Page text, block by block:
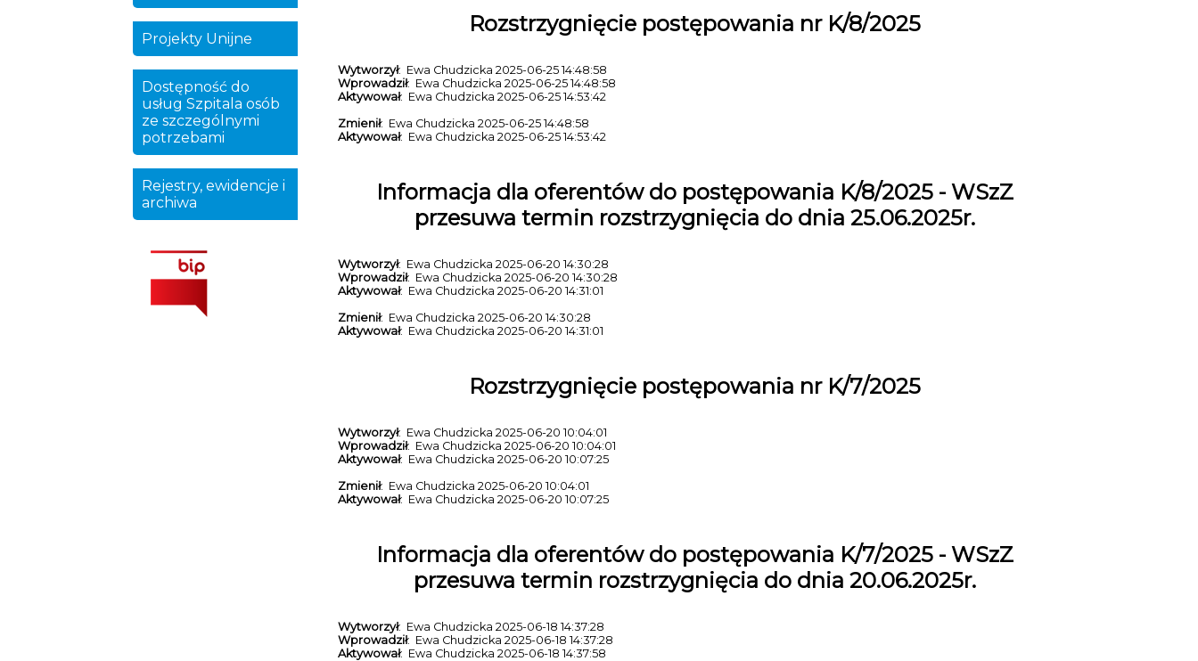
Projekty Unijne
Dostępność do
usług Szpitala osób
ze szczególnymi
potrzebami
Rejestry, ewidencje i
archiwa
Rozstrzygnięcie postępowania nr K/8/2025
Wytworzył: Ewa Chudzicka 2025-06-25 14:48:58
Wprowadził: Ewa Chudzicka 2025-06-25 14:48:58
Aktywował: Ewa Chudzicka 2025-06-25 14:53:42
Zmienił: Ewa Chudzicka 2025-06-25 14:48:58
Aktywował: Ewa Chudzicka 2025-06-25 14:53:42
Informacja dla oferentów do postępowania K/8/2025 - WSzZ
przesuwa termin rozstrzygnięcia do dnia 25.06.2025r.
Wytworzył: Ewa Chudzicka 2025-06-20 14:30:28
Wprowadził: Ewa Chudzicka 2025-06-20 14:30:28
Aktywował: Ewa Chudzicka 2025-06-20 14:31:01
Zmienił: Ewa Chudzicka 2025-06-20 14:30:28
Aktywował: Ewa Chudzicka 2025-06-20 14:31:01
Rozstrzygnięcie postępowania nr K/7/2025
Wytworzył: Ewa Chudzicka 2025-06-20 10:04:01
Wprowadził: Ewa Chudzicka 2025-06-20 10:04:01
Aktywował: Ewa Chudzicka 2025-06-20 10:07:25
Zmienił: Ewa Chudzicka 2025-06-20 10:04:01
Aktywował: Ewa Chudzicka 2025-06-20 10:07:25
Informacja dla oferentów do postępowania K/7/2025 - WSzZ
przesuwa termin rozstrzygnięcia do dnia 20.06.2025r.
Wytworzył: Ewa Chudzicka 2025-06-18 14:37:28
Wprowadził: Ewa Chudzicka 2025-06-18 14:37:28
Aktywował: Ewa Chudzicka 2025-06-18 14:37:58